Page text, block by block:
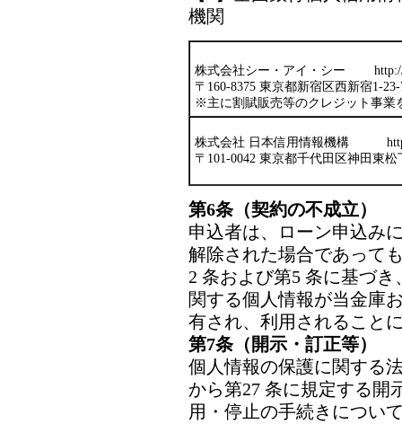
機関
株式会社シー・アイ・シー
〒160-8375 東京都新宿区西新宿1-
※主に割賦販売等のクレジット事業
株式会社 日本信用情報機構
〒101-0042 東京都千代田区神田東松
第6条（契約の不成立）
申込者は、ローン申込み
解除された場合であって
2 条および第5 条に基づ
関する個人情報が当金庫
有され、利用されること
第7条（開示・訂正等）
個人情報の保護に関する
から第27 条に規定する開
用・停止の手続きについ